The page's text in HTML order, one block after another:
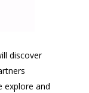
discover
explore and